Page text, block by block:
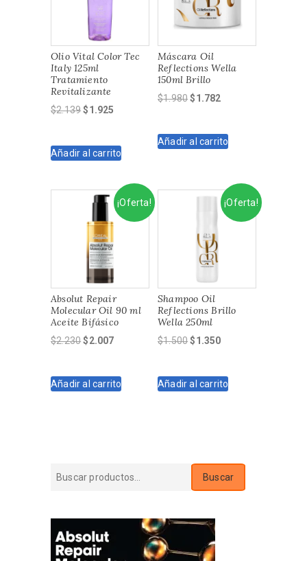
Olio Vital Color Tec
Italy 125ml
Tratamiento
Revitalizante
$2.139El
era:
$1.925
es:
Añadir al carrito
Máscara Oil
Reflections Wella
150ml Brillo
$1.980El
era:
$1.782
es:
Añadir al carrito
¡Oferta!
Absolut Repair
Molecular Oil 90 ml
Aceite Bifásico
$2.230El
era:
$2.007El
es:
Añadir al carrito
¡Oferta!
Shampoo Oil
Reflections Brillo
Wella 250ml
$1.500El
era:
$1.350El
es:
Añadir al carrito
Buscar
Buscar